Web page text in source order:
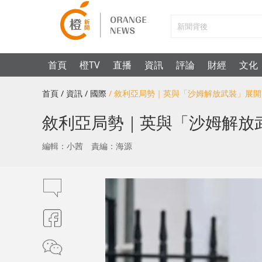
首頁 橙TV 直播 資訊 評論 財經 文化
首頁 / 資訊 / 國際 / 敘利亞局勢｜英與「沙姆解放武裝」展
敘利亞局勢｜英與「沙姆解
編輯：小茜 責編：海源